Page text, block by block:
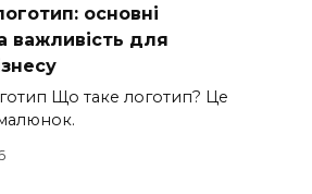
основні
важливість для
Що таке логотип? Це